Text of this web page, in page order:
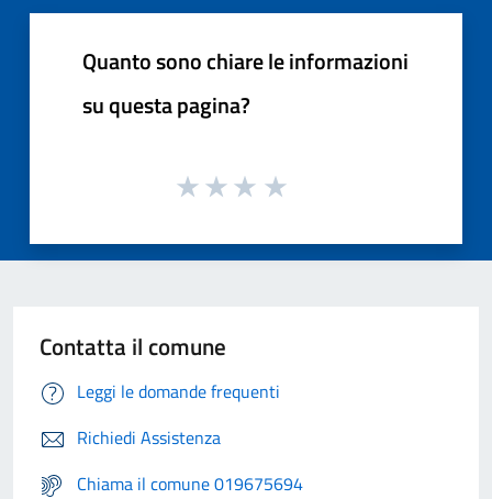
Quanto sono chiare le informazioni
su questa pagina?
Contatta il comune
Leggi le domande frequenti
Richiedi Assistenza
Chiama il comune 019675694